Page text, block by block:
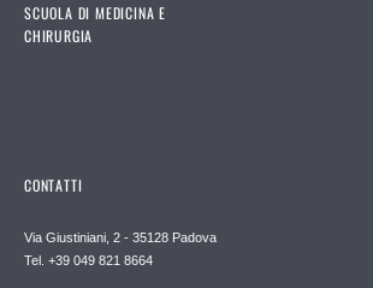
SCUOLA DI MEDICINA E
CHIRURGIA
CONTATTI
Via Giustiniani, 2 - 35128 Padova
Tel. +39 049 821 8664